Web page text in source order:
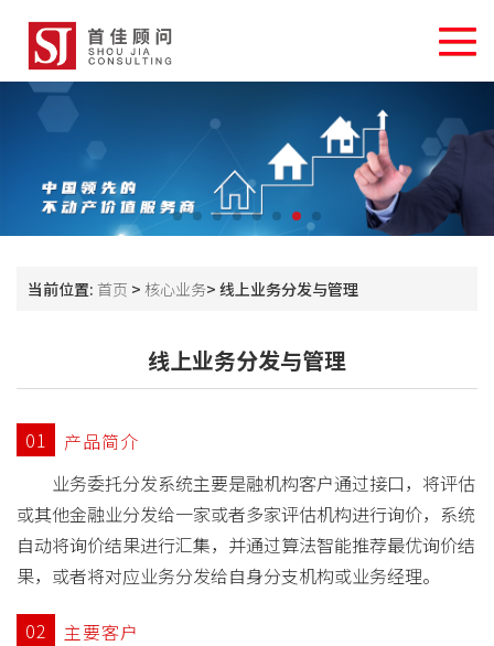
当前位置: 首页 > 核心业务> 线上业务分发与管理
线上业务分发与管理
01
产品简介
业务委托分发系统主要是融机构客户通过接口，将评估
或其他金融业分发给一家或者多家评估机构进行询价，系统
自动将询价结果进行汇集，并通过算法智能推荐最优询价结
果，或者将对应业务分发给自身分支机构或业务经理。
02
主要客户